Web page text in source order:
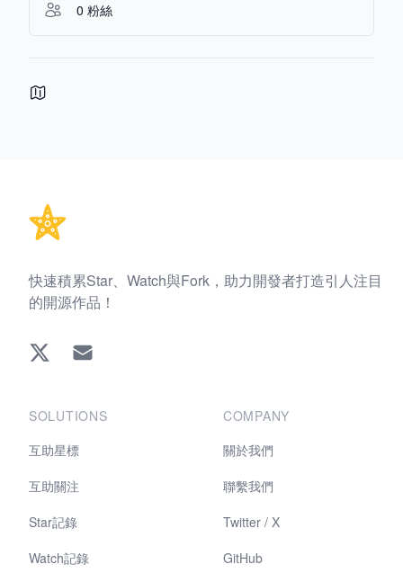
0 粉絲
快速積累Star、Watch與Fork，助力開發者打造引人注目
的開源作品！
Twitter EMAIL
SOLUTIONS
互助星標
互助關注
Star記錄
Watch記錄
COMPANY
關於我們
聯繫我們
Twitter / X
GitHub